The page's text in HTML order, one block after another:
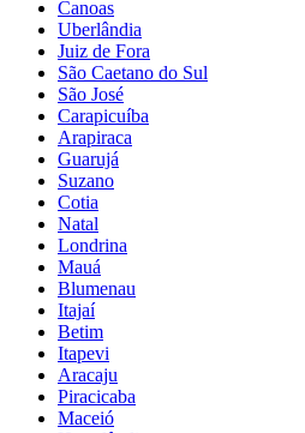
Canoas
Uberlândia
Juiz de Fora
São Caetano do Sul
São José
Carapicuíba
Arapiraca
Guarujá
Suzano
Cotia
Natal
Londrina
Mauá
Blumenau
Itajaí
Betim
Itapevi
Aracaju
Piracicaba
Maceió